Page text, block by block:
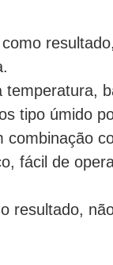
tipo úmido
combinação
fácil de
resultado,